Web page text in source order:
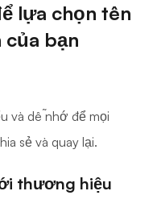
lựa chọn tên
bạn
và dễ nhớ để mọi
sẻ và quay lại.
thương hiệu